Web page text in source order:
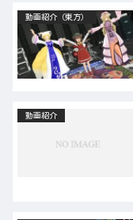
動画紹介（東方）
動画紹介